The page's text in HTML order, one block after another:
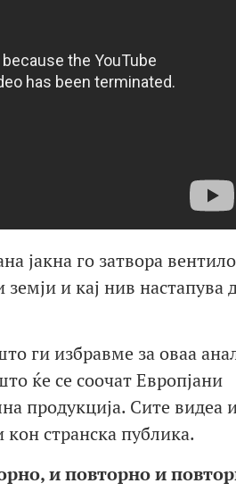
јакна го затвора
и кај нив настапува
ги избравме за оваа
ќе се соочат Европјани
продукција. Сите видеа
странска публика.
и повторно и